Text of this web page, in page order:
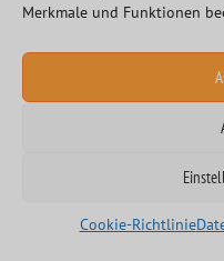
Merkmale und Funktionen
Cookie-Richtlinie
Allgemeine und